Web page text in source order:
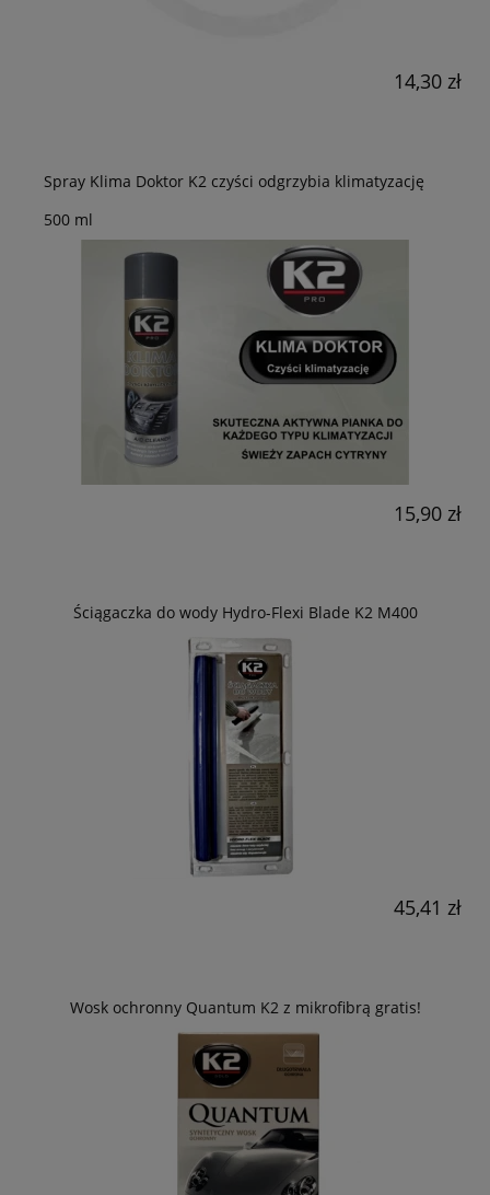
14,30 zł
Spray Klima Doktor K2 czyści odgrzybia klimatyzację
500 ml
15,90 zł
Ściągaczka do wody Hydro-Flexi Blade K2 M400
45,41 zł
Wosk ochronny Quantum K2 z mikrofibrą gratis!